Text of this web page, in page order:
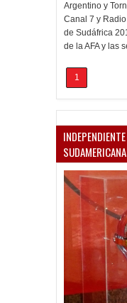
Argentino y
Canal 7 y
de Sudáfrica
de la AFA y las
1